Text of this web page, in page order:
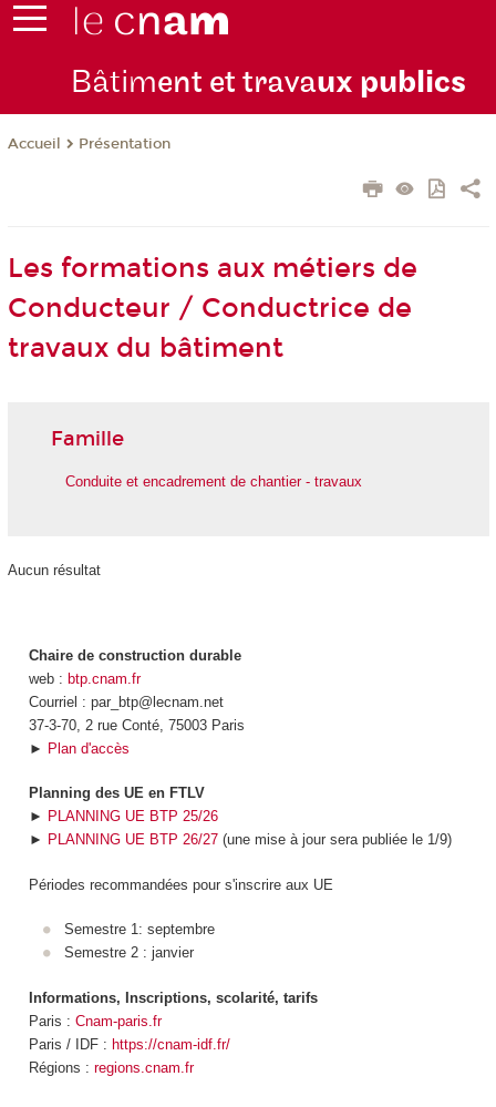
Bâtiment et travaux publics
Accueil Présentation
Les formations aux métiers de
Conducteur / Conductrice de
travaux du bâtiment
Famille
Conduite et encadrement de chantier - travaux
Aucun résultat
Chaire de construction durable
web : btp.cnam.fr
Courriel : par_btp@lecnam.net
37-3-70, 2 rue Conté, 75003 Paris
► Plan d'accès
Planning des UE en FTLV
► PLANNING UE BTP 25/26
► PLANNING UE BTP 26/27(une mise à jour sera publiée le 1/9)
Périodes recommandées pour s'inscrire aux UE
Semestre 1: septembre
Semestre 2 : janvier
Informations, Inscriptions, scolarité, tarifs
Paris : Cnam-paris.fr
Paris / IDF : https://cnam-idf.fr/
Régions : regions.cnam.fr